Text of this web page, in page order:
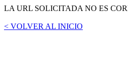
LA URL SOLICITADA NO ES
< VOLVER AL INICIO